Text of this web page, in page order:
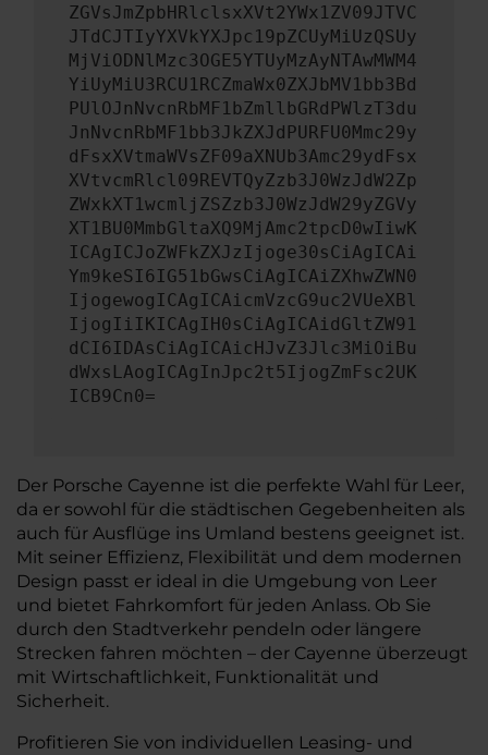
ZGVsJmZpbHRlclsxXVt2YWx1ZV09JTVC
JTdCJTIyYXVkYXJpc19pZCUyMiUzQSUy
MjViODNlMzc3OGE5YTUyMzAyNTAwMWM4
YiUyMiU3RCU1RCZmaWx0ZXJbMV1bb3Bd
PUlOJnNvcnRbMF1bZmllbGRdPWlzT3du
JnNvcnRbMF1bb3JkZXJdPURFU0Mmc29y
dFsxXVtmaWVsZF09aXNUb3Amc29ydFsx
XVtvcmRlcl09REVTQyZzb3J0WzJdW2Zp
ZWxkXT1wcmljZSZzb3J0WzJdW29yZGVy
XT1BU0MmbGltaXQ9MjAmc2tpcD0wIiwK
ICAgICJoZWFkZXJzIjoge30sCiAgICAi
Ym9keSI6IG51bGwsCiAgICAiZXhwZWN0
IjogewogICAgICAicmVzcG9uc2VUeXBl
IjogIiIKICAgIH0sCiAgICAidGltZW91
dCI6IDAsCiAgICAicHJvZ3Jlc3MiOiBu
dWxsLAogICAgInJpc2t5IjogZmFsc2UK
ICB9Cn0=
Der Porsche Cayenne ist die perfekte Wahl für Leer,
da er sowohl für die städtischen Gegebenheiten als
auch für Ausflüge ins Umland bestens geeignet ist.
Mit seiner Effizienz, Flexibilität und dem modernen
Design passt er ideal in die Umgebung von Leer
und bietet Fahrkomfort für jeden Anlass. Ob Sie
durch den Stadtverkehr pendeln oder längere
Strecken fahren möchten – der Cayenne überzeugt
mit Wirtschaftlichkeit, Funktionalität und
Sicherheit.
Profitieren Sie von individuellen Leasing- und